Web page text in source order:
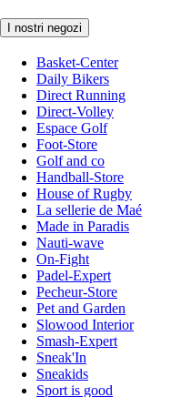
I nostri negozi
Basket-Center
Daily Bikers
Direct Running
Direct-Volley
Espace Golf
Foot-Store
Golf and co
Handball-Store
House of Rugby
La sellerie de Maé
Made in Paradis
Nauti-wave
On-Fight
Padel-Expert
Pecheur-Store
Pet and Garden
Slowood Interior
Smash-Expert
Sneak'In
Sneakids
Sport is good